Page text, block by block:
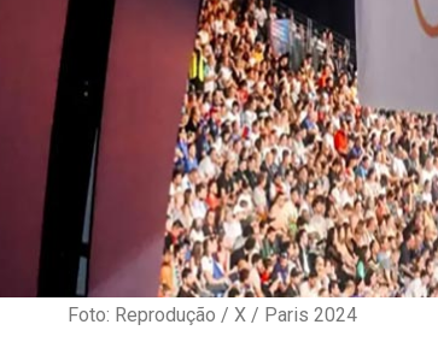
Foto: Reprodução / X / Paris 2024